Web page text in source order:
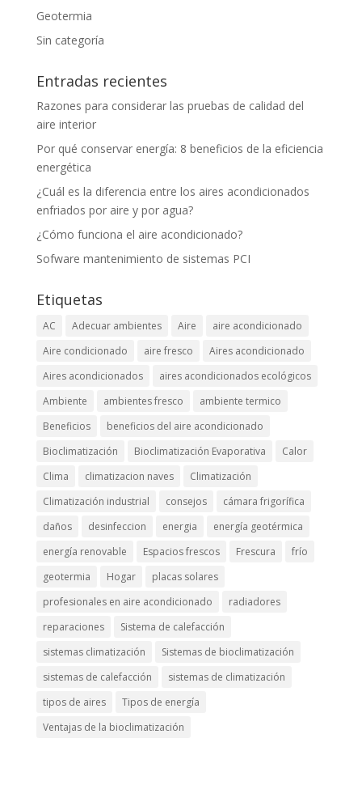
Geotermia
Sin categoría
Entradas recientes
Razones para considerar las pruebas de calidad del
aire interior
Por qué conservar energía: 8 beneficios de la eficiencia
energética
¿Cuál es la diferencia entre los aires acondicionados
enfriados por aire y por agua?
¿Cómo funciona el aire acondicionado?
Sofware mantenimiento de sistemas PCI
Etiquetas
AC Adecuar ambientes Aire
aire acondicionado
Aire condicionado
aire fresco
Aires acondicionado
Aires acondicionados
aires acondicionados ecológicos
Ambiente
ambientes fresco
ambiente termico
Beneficios
beneficios del aire acondicionado
Bioclimatización
Bioclimatización Evaporativa
Calor
Clima
climatizacion naves
Climatización
Climatización industrial
consejos
cámara frigorífica
daños
desinfeccion energia
energía geotérmica
energía renovable
Espacios frescos Frescura
frío
geotermia
Hogar
placas solares
profesionales en aire acondicionado
radiadores
reparaciones
Sistema de calefacción
sistemas climatización
Sistemas de bioclimatización
sistemas de calefacción
sistemas de climatización
tipos de aires
Tipos de energía
Ventajas de la bioclimatización